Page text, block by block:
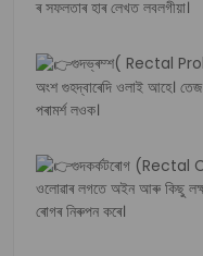
ৰ সফলতাৰ হাৰ লেখত লবলগীয়া।
গুদভ্ৰম্শ( Rectal
অংশ গুহদ্বাৰেদি ওলাই আহে। তেজ
পৰামৰ্শ লওক।
গুদকৰ্কটৰোগ (Rectal
ওলোৱাৰ লগতে অইন আৰু কিছু লক্ষন
ৰোগৰ নিৰুপন কৰে।